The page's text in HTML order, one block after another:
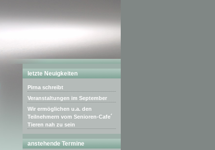
letzte Neuigkeiten
Pirna schreibt
Veranstaltungen im September
Wir ermöglichen u.a. den
Teilnehmern vom Senioren-Cafe´
Tieren nah zu sein
anstehende Termine